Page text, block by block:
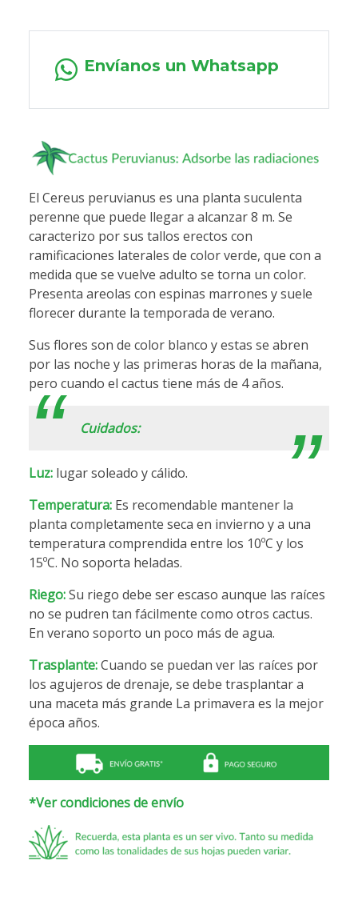
Envíanos un Whatsapp
El Cereus peruvianus es una planta suculenta
perenne que puede llegar a alcanzar 8 m. Se
caracterizo por sus tallos erectos con
ramificaciones laterales de color verde, que con a
medida que se vuelve adulto se torna un color.
Presenta areolas con espinas marrones y suele
florecer durante la temporada de verano.
Sus flores son de color blanco y estas se abren
por las noche y las primeras horas de la mañana,
pero cuando el cactus tiene más de 4 años.
Cuidados:
Luz: lugar soleado y cálido.
Temperatura: Es recomendable mantener la
planta completamente seca en invierno y a una
temperatura comprendida entre los 10ºC y los
15ºC. No soporta heladas.
Riego:Su riego debe ser escaso aunque las raíces
no se pudren tan fácilmente como otros cactus.
En verano soporto un poco más de agua.
Trasplante:Cuando se puedan ver las raíces por
los agujeros de drenaje, se debe trasplantar a
una maceta más grande La primavera es la mejor
época años.
*Ver condiciones de envío